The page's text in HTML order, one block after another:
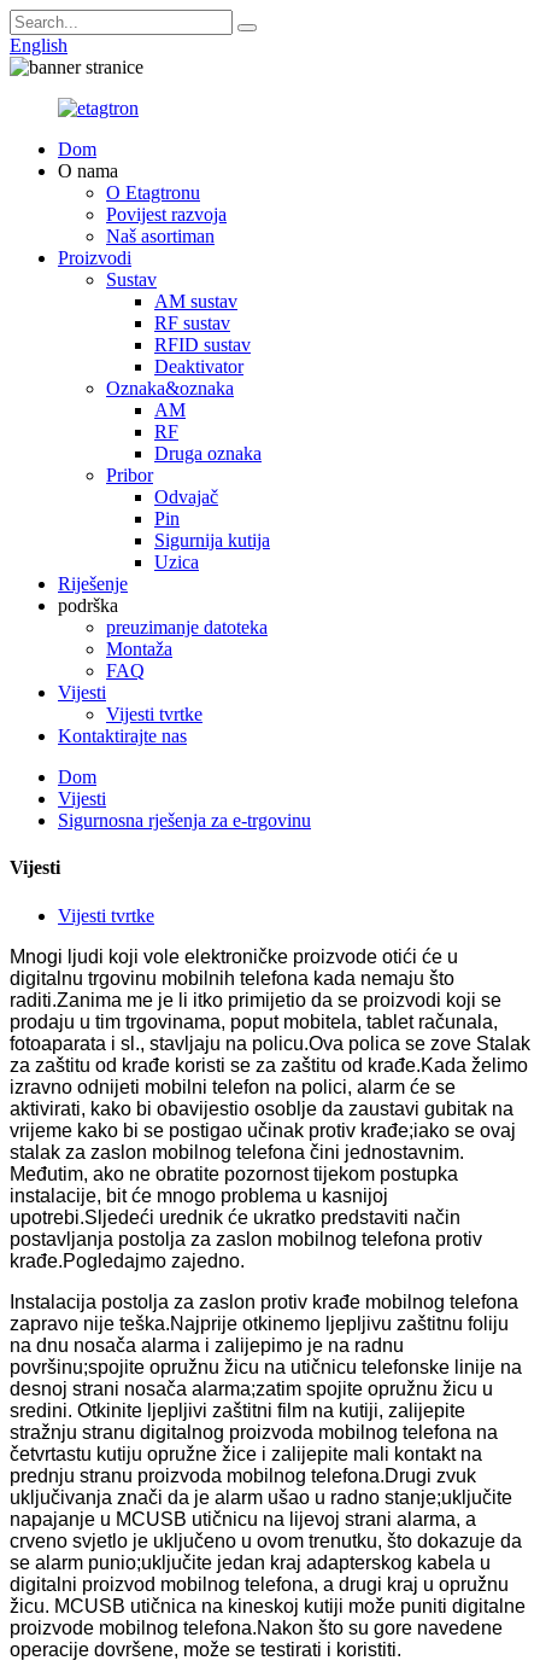
English
Dom
O nama
O Etagtronu
Povijest razvoja
Naš asortiman
Proizvodi
Sustav
AM sustav
RF sustav
RFID sustav
Deaktivator
Oznaka&oznaka
AM
RF
Druga oznaka
Pribor
Odvajač
Pin
Sigurnija kutija
Uzica
Riješenje
podrška
preuzimanje datoteka
Montaža
FAQ
Vijesti
Vijesti tvrtke
Kontaktirajte nas
Dom
Vijesti
Sigurnosna rješenja za e-trgovinu
Vijesti
Vijesti tvrtke
Mnogi ljudi koji vole elektroničke proizvode otići će u
digitalnu trgovinu mobilnih telefona kada nemaju što
raditi.Zanima me je li itko primijetio da se proizvodi koji se
prodaju u tim trgovinama, poput mobitela, tablet računala,
fotoaparata i sl., stavljaju na policu.Ova polica se zove Stalak
za zaštitu od krađe koristi se za zaštitu od krađe.Kada želimo
izravno odnijeti mobilni telefon na polici, alarm će se
aktivirati, kako bi obavijestio osoblje da zaustavi gubitak na
vrijeme kako bi se postigao učinak protiv krađe;iako se ovaj
stalak za zaslon mobilnog telefona čini jednostavnim.
Međutim, ako ne obratite pozornost tijekom postupka
instalacije, bit će mnogo problema u kasnijoj
upotrebi.Sljedeći urednik će ukratko predstaviti način
postavljanja postolja za zaslon mobilnog telefona protiv
krađe.Pogledajmo zajedno.
Instalacija postolja za zaslon protiv krađe mobilnog telefona
zapravo nije teška.Najprije otkinemo ljepljivu zaštitnu foliju
na dnu nosača alarma i zalijepimo je na radnu
površinu;spojite opružnu žicu na utičnicu telefonske linije na
desnoj strani nosača alarma;zatim spojite opružnu žicu u
sredini. Otkinite ljepljivi zaštitni film na kutiji, zalijepite
stražnju stranu digitalnog proizvoda mobilnog telefona na
četvrtastu kutiju opružne žice i zalijepite mali kontakt na
prednju stranu proizvoda mobilnog telefona.Drugi zvuk
uključivanja znači da je alarm ušao u radno stanje;uključite
napajanje u MCUSB utičnicu na lijevoj strani alarma, a
crveno svjetlo je uključeno u ovom trenutku, što dokazuje da
se alarm punio;uključite jedan kraj adapterskog kabela u
digitalni proizvod mobilnog telefona, a drugi kraj u opružnu
žicu. MCUSB utičnica na kineskoj kutiji može puniti digitalne
proizvode mobilnog telefona.Nakon što su gore navedene
operacije dovršene, može se testirati i koristiti.